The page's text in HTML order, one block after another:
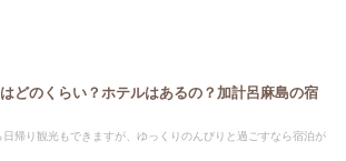
はどのくらい？ホテルはあるの？加計呂麻島の宿
帰り観光もできますが、ゆっくりのんびりと過ごすなら宿泊が